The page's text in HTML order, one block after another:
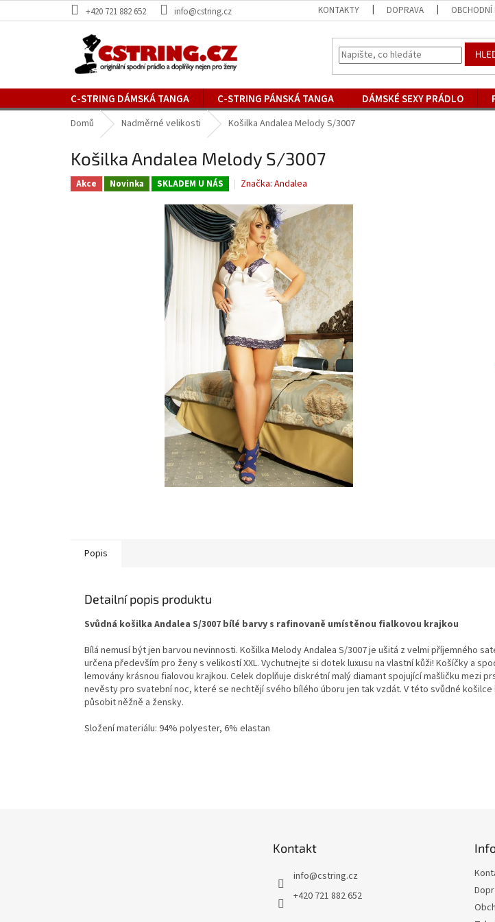
na
+420 721 882 652 info@cstring.cz KONTAKTY DOPRAVA
C-STRING DÁMSKÁ TANGA C-STRING PÁNSKÁ TANGA DÁMSKÉ SEXY PRÁDLO
SLEVA %
Domů Nadměrné velikosti Košilka Andalea Melody S/3007
Košilka Andalea Melody S/3007
Akce Novinka SKLADEM U NÁS Značka: Andalea
Popis
Detailní popis produktu
Svůdná košilka Andalea S/3007 bílé barvy s rafinovaně umístěnou fialkovou krajkou
Bílá nemusí být jen barvou nevinnosti. Košilka Melody Andalea S/3007 je ušitá z velmi příjemného
určena především pro ženy s velikostí XXL. Vychutnejte si dotek luxusu na vlastní kůži! Košíčky a
lemovány krásnou fialovou krajkou. Celek doplňuje diskrétní malý diamant spojující mašličku mezi
nevěsty pro svatební noc, které se nechtějí svého bílého úboru jen tak vzdát. V této svůdné
působit něžně a žensky.
Složení materiálu: 94% polyester, 6% elastan
Kontakt
info@cstring.cz
+420 721 882 652